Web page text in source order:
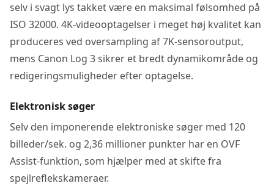
selv i svagt lys takket være en maksimal følsomhed på
ISO 32000. 4K-videooptagelser i meget høj kvalitet kan
produceres ved oversampling af 7K-sensoroutput,
mens Canon Log 3 sikrer et bredt dynamikområde og
redigeringsmuligheder efter optagelse.
Elektronisk søger
Selv den imponerende elektroniske søger med 120
billeder/sek. og 2,36 millioner punkter har en OVF
Assist-funktion, som hjælper med at skifte fra
spejlreflekskameraer.